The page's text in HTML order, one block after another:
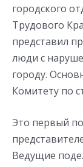
городского
Трудового
представил
люди с
городу.
Комитету по
Это первый
Ведущие